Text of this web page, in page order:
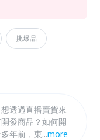
挑爆品
透過直播賣貨來
發商品？如何開
年前，東O購物
...more